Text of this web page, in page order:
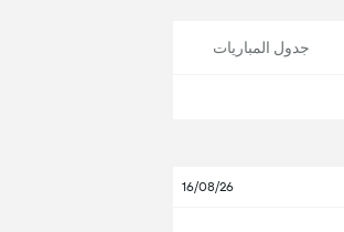
جدول المباريات
16/08/26